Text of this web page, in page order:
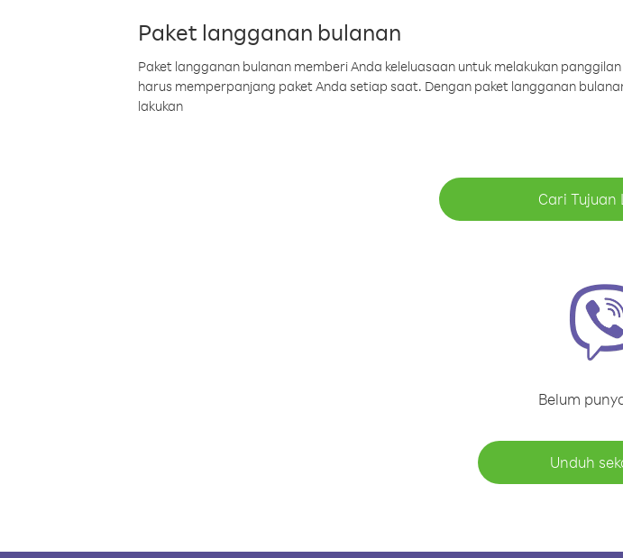
Paket langganan bulanan
Paket langganan bulanan memberi Anda keleluasaan untuk melakukan
harus memperpanjang paket Anda setiap saat. Dengan paket langganan
lakukan
Cari Tujuan
Belum
Unduh